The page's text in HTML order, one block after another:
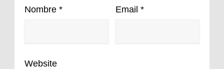
Nombre * Email *
Website